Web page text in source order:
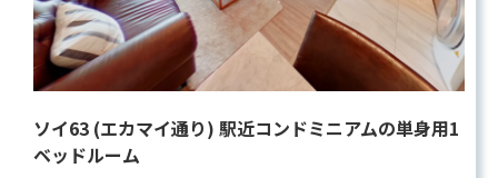
ソイ63 (エカマイ通り) 駅近コンドミニアムの単身用1
ベッドルーム